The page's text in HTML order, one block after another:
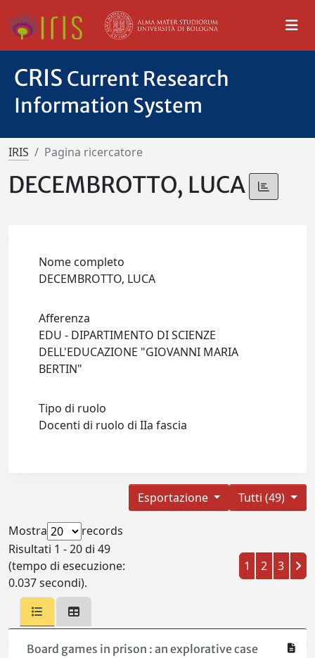
CRIS Current Research
Information System
IRIS Pagina ricercatore
DECEMBROTTO, LUCA
Nome completo
DECEMBROTTO, LUCA
Afferenza
EDU - DIPARTIMENTO DI SCIENZE
DELL'EDUCAZIONE "GIOVANNI MARIA
BERTIN"
Tipo di ruolo
Docenti di ruolo di IIa fascia
Tutti (49)
Esportazione
Mostra
records
Risultati 1 - 20 di 49
(tempo di esecuzione:
0.037 secondi).
1 2 3
Board games in prison : an explorative case